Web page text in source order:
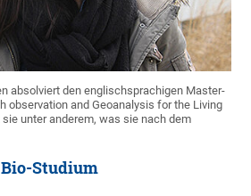
absolviert den englischsprachigen Master-
observation and Geoanalysis for the Living
sie unter anderem, was sie nach dem
Studium